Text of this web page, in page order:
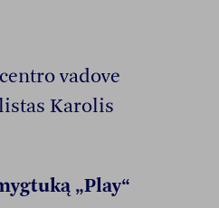
vadove
Karolis
„Play“